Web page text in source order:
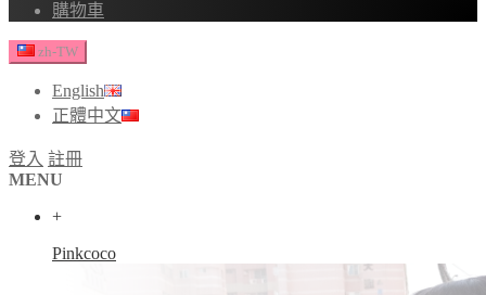
購物車
zh-TW
English
正體中文
登入 註冊
MENU
+
Pinkcoco